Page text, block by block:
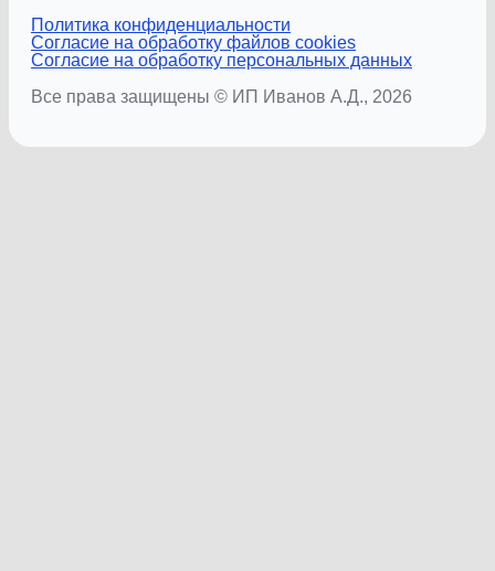
Политика конфиденциальности
Согласие на обработку файлов cookies
Согласие на обработку персональных данных
Все права защищены © ИП Иванов А.Д., 2026